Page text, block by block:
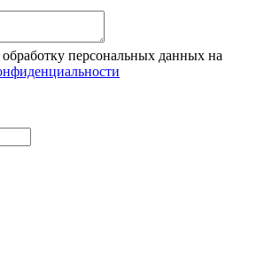
обработку персональных данных на